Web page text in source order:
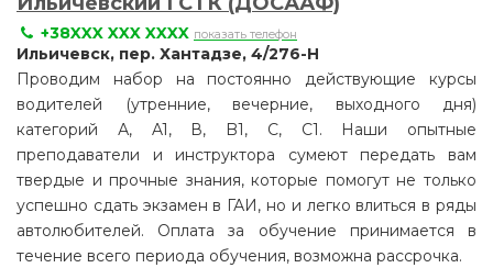
+38XXX XXX XXXX показать телефон
Ильичевск, пер. Хантадзе, 4/276-Н
Проводим набор на постоянно действующие курсы
водителей (утренние, вечерние, выходного дня)
категорий А, A1, В, B1, C, C1. Наши опытные
преподаватели и инструктора сумеют передать вам
твердые и прочные знания, которые помогут не только
успешно сдать экзамен в ГАИ, но и легко влиться в ряды
автолюбителей. Оплата за обучение принимается в
течение всего периода обучения, возможна рассрочка.